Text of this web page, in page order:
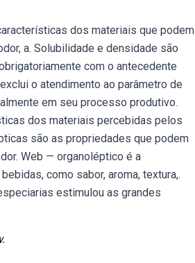
dos materiais que podem
a. Solubilidade e densidade são
com o antecedente
o atendimento ao parâmetro de
em seu processo produtivo.
dos materiais percebidas pelos
são as propriedades que podem
Web — organoléptico é a
como sabor, aroma, textura,.
estimulou as grandes